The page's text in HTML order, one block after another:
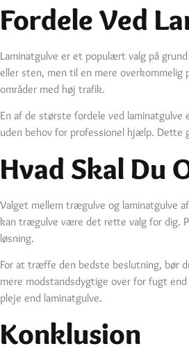
Fordele Ved
Laminatgulve er et populært valg på
eller sten, men til en mere overkommelig
områder med høj trafik.
En af de største fordele ved
uden behov for professionel hjælp. Dette
Hvad Skal Du
Valget mellem trægulve og laminatgulve
kan trægulve være det rette valg for dig.
løsning.
For at træffe den bedste beslutning, bør
mere modstandsdygtige over for fugt
pleje end laminatgulve.
Konklusion